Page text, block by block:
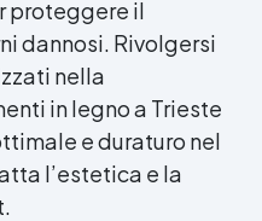
proteggere il
dannosi. Rivolgersi
nella
in legno a Trieste
e duraturo nel
l’estetica e la